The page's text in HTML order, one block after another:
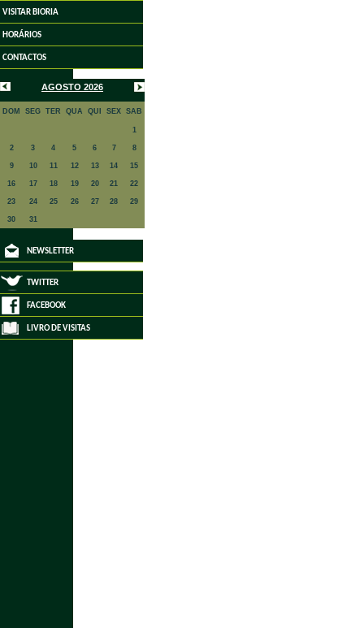
VISITAR BIORIA
HORÁRIOS
CONTACTOS
AGOSTO 2026
DOM SEG TER QUA QUI SEX SAB
1
2 3 4 5 6 7 8
9 10 11 12 13 14 15
16 17 18 19 20 21 22
23 24 25 26 27 28 29
30 31
NEWSLETTER
TWITTER
FACEBOOK
LIVRO DE VISITAS